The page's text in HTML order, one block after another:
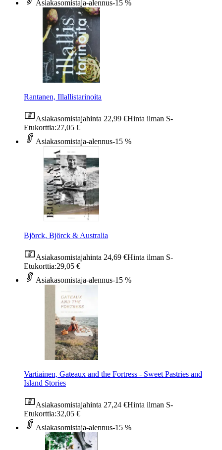
Asiakasomistaja-alennus-15 %
Rantanen, Illallistarinoita
Asiakasomistajahinta 22,99 €Hinta ilman S-
Etukorttia:27,05 €
Asiakasomistaja-alennus-15 %
Björck, Björck & Australia
Asiakasomistajahinta 24,69 €Hinta ilman S-
Etukorttia:29,05 €
Asiakasomistaja-alennus-15 %
Vartiainen, Gateaux and the Fortress - Sweet Pastries and
Island Stories
Asiakasomistajahinta 27,24 €Hinta ilman S-
Etukorttia:32,05 €
Asiakasomistaja-alennus-15 %